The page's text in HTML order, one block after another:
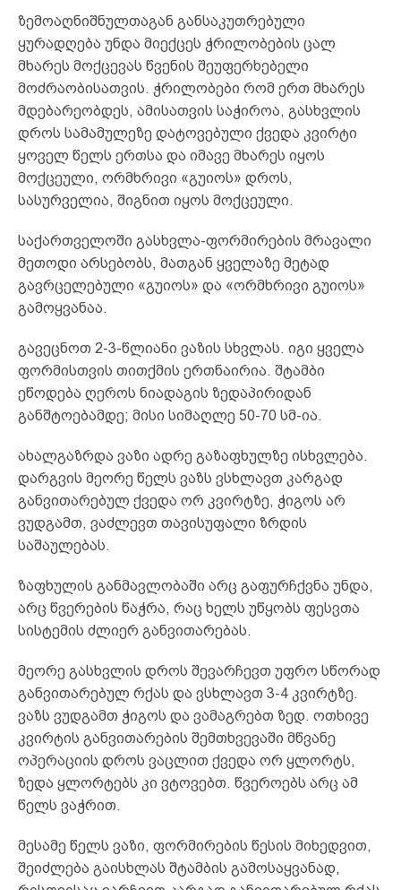
ზემოაღნიშნულთაგან განსაკუთრებული
ყურადღება უნდა მიექცეს ჭრილობების ცალ
მხარეს მოქცევას წვენის შეუფერხებელი
მოძრაობისათვის. ჭრილობები რომ ერთ მხარეს
მდებარეობდეს, ამისათვის საჭიროა, გასხვლის
დროს სამამულეზე დატოვებული ქვედა კვირტი
ყოველ წელს ერთსა და იმავე მხარეს იყოს
მოქცეული, ორმხრივი «გუიოს» დროს,
სასურველია, შიგნით იყოს მოქცეული.
საქართველოში გასხვლა-ფორმირების მრავალი
მეთოდი არსებობს, მათგან ყველაზე მეტად
გავრცელებული «გუიოს» და «ორმხრივი გუიოს»
გამოყვანაა.
გავეცნოთ 2-3-წლიანი ვაზის სხვლას. იგი ყველა
ფორმისთვის თითქმის ერთნაირია. შტამბი
ეწოდება ღეროს ნიადაგის ზედაპირიდან
განშტოებამდე; მისი სიმაღლე 50-70 სმ-ია.
ახალგაზრდა ვაზი ადრე გაზაფხულზე ისხვლება.
დარგვის მეორე წელს ვაზს ვსხლავთ კარგად
განვითარებულ ქვედა ორ კვირტზე, ჭიგოს არ
ვუდგამთ, ვაძლევთ თავისუფალი ზრდის
საშაულებას.
ზაფხულის განმავლობაში არც გაფურჩქვნა უნდა,
არც წვერების წაჭრა, რაც ხელს უწყობს ფესვთა
სისტემის ძლიერ განვითარებას.
მეორე გასხვლის დროს შევარჩევთ უფრო სწორად
განვითარებულ რქას და ვსხლავთ 3-4 კვირტზე.
ვაზს ვუდგამთ ჭიგოს და ვამაგრებთ ზედ. ოთხივე
კვირტის განვითარების შემთხვევაში მწვანე
ოპერაციის დროს ვაცლით ქვედა ორ ყლორტს,
ზედა ყლორტებს კი ვტოვებთ. წვეროებს არც ამ
წელს ვაჭრით.
მესამე წელს ვაზი, ფორმირების წესის მიხედვით,
შეიძლება გაისხლას შტამბის გამოსაყვანად,